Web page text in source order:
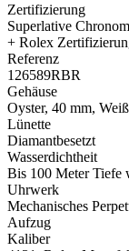
Zertifizierung
Superlative
+ Rolex
Referenz
126589RBR
Gehäuse
Oyster, 40 mm,
Lünette
Diamantbesetzt
Wasserdichtheit
Bis 100 Meter Tiefe
Uhrwerk
Mechanisches
Aufzug
Kaliber